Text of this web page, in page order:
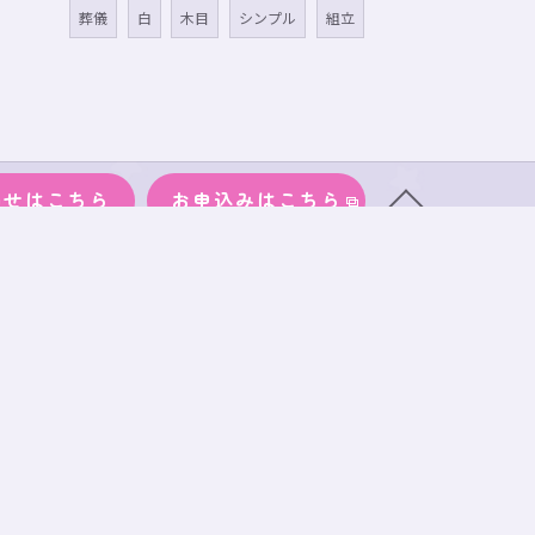
葬儀 白 木目 シンプル 組立
はこちら お申込みはこちら